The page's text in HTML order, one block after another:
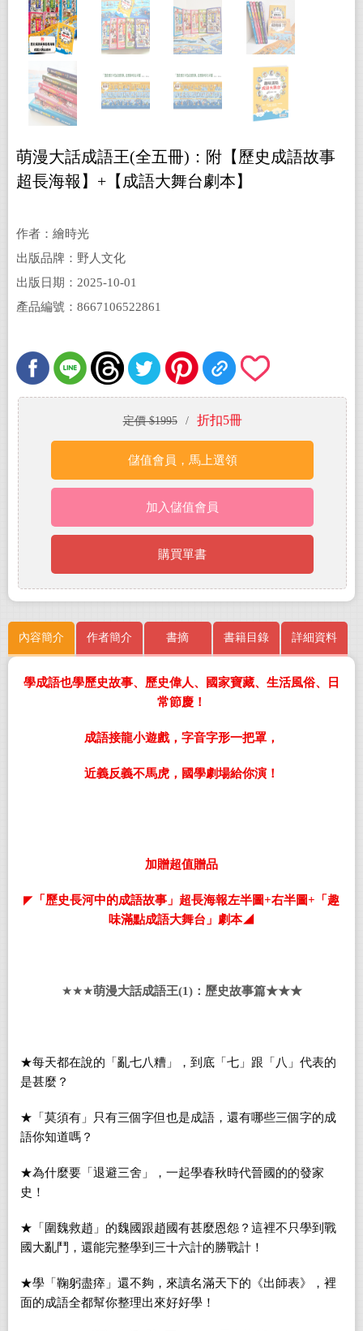
萌漫大話成語王(全五冊)：附【歷史成語故事
超長海報】+【成語大舞台劇本】
作者：繪時光
出版品牌：野人文化
出版日期：2025-10-01
產品編號：8667106522861
定價 $1995 / 折扣5冊
儲值會員，馬上選領
加入儲值會員
購買單書
內容簡介 作者簡介 書摘 書籍目錄 詳細資料
學成語也學歷史故事、歷史偉人、國家寶藏、生活風俗、日
常節慶！
成語接龍小遊戲，字音字形一把罩，
近義反義不馬虎，國學劇場給你演！
加贈超值贈品
◤ 「歷史長河中的成語故事」超長海報左半圖+右半圖+ 「趣
味滿點成語大舞台」劇本◢
★★★萌漫大話成語王(1)：歷史故事篇★★★
★每天都在說的「亂七八糟」，到底「七」跟「八」代表的
是甚麼？
★「莫須有」只有三個字但也是成語，還有哪些三個字的成
語你知道嗎？
★為什麼要「退避三舍」，一起學春秋時代晉國的的發家
史！
★「圍魏救趙」的魏國跟趙國有甚麼恩怨？這裡不只學到戰
國大亂鬥，還能完整學到三十六計的勝戰計！
★學「鞠躬盡瘁」還不夠，來讀名滿天下的《出師表》，裡
面的成語全都幫你整理出來好好學！